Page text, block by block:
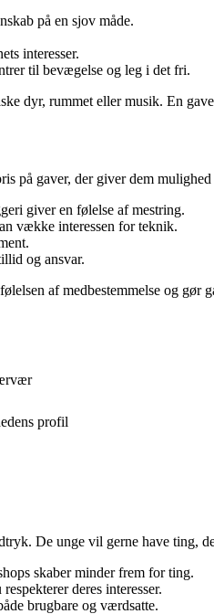
på en sjov måde.
interesser.
til bevægelse og leg i det fri.
dyr, rummet eller musik. En
på gaver, der giver dem
giver en følelse af mestring.
vække interessen for teknik.
og ansvar.
af medbestemmelse og gør
profil
De unge vil gerne have ting,
skaber minder frem for ting.
deres interesser.
brugbare og værdsatte.